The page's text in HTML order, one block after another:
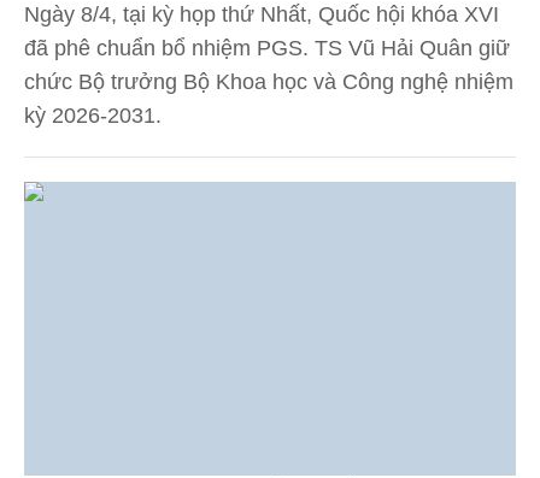
Ngày 8/4, tại kỳ họp thứ Nhất, Quốc hội khóa XVI
đã phê chuẩn bổ nhiệm PGS. TS Vũ Hải Quân giữ
chức Bộ trưởng Bộ Khoa học và Công nghệ nhiệm
kỳ 2026-2031.